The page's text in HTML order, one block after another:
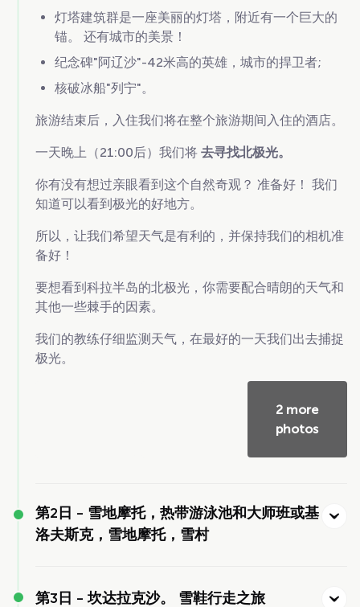
灯塔建筑群是一座美丽的灯塔，附近有一个巨大的
锚。 还有城市的美景！
纪念碑"阿辽沙"-42米高的英雄，城市的捍卫者;
核破冰船"列宁"。
旅游结束后，入住我们将在整个旅游期间入住的酒店。
一天晚上（21:00后）我们将 去寻找北极光。
你有没有想过亲眼看到这个自然奇观？ 准备好！ 我们
知道可以看到极光的好地方。
所以，让我们希望天气是有利的，并保持我们的相机准
备好！
要想看到科拉半岛的北极光，你需要配合晴朗的天气和
其他一些棘手的因素。
我们的教练仔细监测天气，在最好的一天我们出去捕捉
极光。
2 more
photos
第2日 - 雪地摩托，热带游泳池和大师班或基
洛夫斯克，雪地摩托，雪村
第3日 -坎达拉克沙。 雪鞋行走之旅